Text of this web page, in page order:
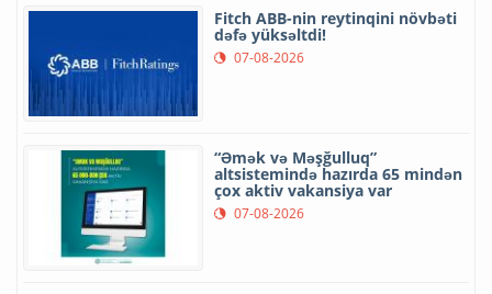
Fitch ABB-nin reytinqini növbəti
dəfə yüksəltdi!
07-08-2026
“Əmək və Məşğulluq”
altsistemində hazırda 65 mindən
çox aktiv vakansiya var
07-08-2026